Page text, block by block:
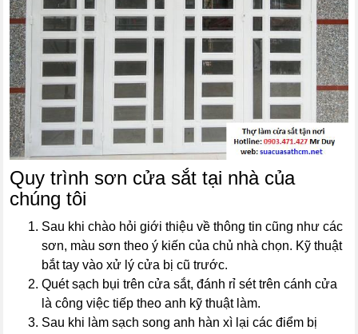
Quy trình sơn cửa sắt tại nhà của
chúng tôi
Sau khi chào hỏi giới thiệu về thông tin cũng như các
sơn, màu sơn theo ý kiến của chủ nhà chọn. Kỹ thuật
bắt tay vào xử lý cửa bị cũ trước.
Quét sạch bụi trên cửa sắt, đánh rỉ sét trên cánh cửa
là công việc tiếp theo anh kỹ thuật làm.
Sau khi làm sạch song anh hàn xì lại các điểm bị